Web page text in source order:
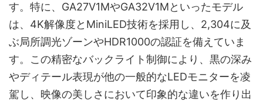
す。特に、GA27V1MやGA32V1Mといったモデル
は、4K解像度とMiniLED技術を採用し、2,304に及
ぶ局所調光ゾーンやHDR1000の認証を備えていま
す。この精密なバックライト制御により、黒の深み
やディテール表現が他の一般的なLEDモニターを凌
駕し、映像の美しさにおいて印象的な違いを作り出